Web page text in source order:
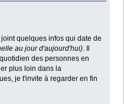
quelques infos qui date de
au jour d'aujourd'hui). Il
des personnes en
plus loin dans la
je t'invite à regarder en fin